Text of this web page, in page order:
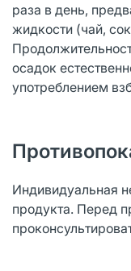
раза в день,
жидкости (чай,
осадок
употреблением
Индивидуальная
продукта. Перед